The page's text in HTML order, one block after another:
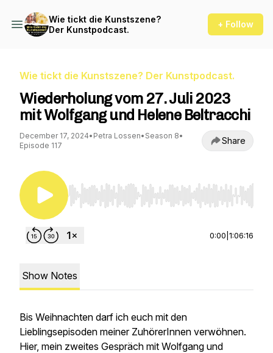
Wie tickt die Kunstszene?
Der Kunstpodcast.
+ Follow
Wie tickt die Kunstszene? Der Kunstpodcast.
Wiederholung vom 27. Juli 2023
mit Wolfgang und Helene Beltracchi
December 17, 2024• Petra Lossen• Season 8•
Episode 117
Share
Use Left/Right to seek, Home/End to jump to
0:00 1:06:16
Show Notes
Bis Weihnachten darf ich euch mit den
Lieblingsepisoden meiner ZuhörerInnen verwöhnen.
Hier, mein zweites Gespräch mit Wolfgang und